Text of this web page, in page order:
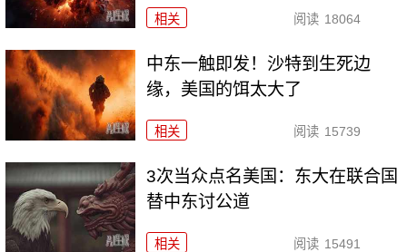
相关 阅读 18064
中东一触即发！沙特到生死边
缘，美国的饵太大了
相关 阅读 15739
3次当众点名美国：东大在联合国
替中东讨公道
相关 阅读 15491